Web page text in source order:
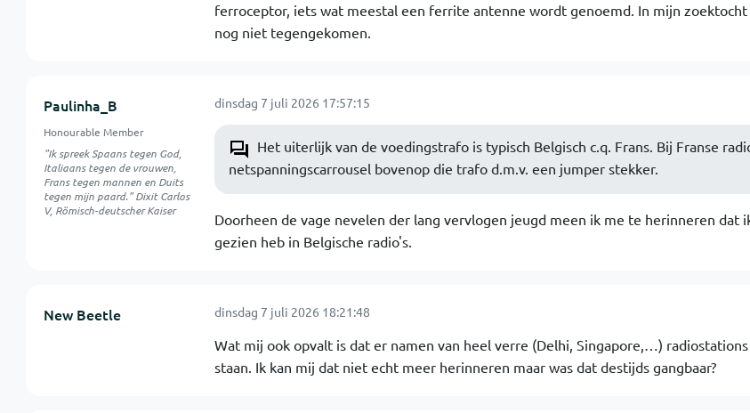
ferroceptor, iets wat meestal een ferrite antenne wordt genoemd. In mijn zoektocht
nog niet tegengekomen.
Paulinha_B
Honourable Member
"Ik spreek Spaans tegen God,
Italiaans tegen de vrouwen,
Frans tegen mannen en Duits
tegen mijn paard." Dixit Carlos
V, Römisch-deutscher Kaiser
dinsdag 7 juli 2026 17:57:15
Het uiterlijk van de voedingstrafo is typisch Belgisch c.q. Frans. Bij Franse
netspanningscarrousel bovenop die trafo d.m.v. een jumper stekker.
Doorheen de vage nevelen der lang vervlogen jeugd meen ik me te herinneren dat
gezien heb in Belgische radio's.
New Beetle dinsdag 7 juli 2026 18:21:48
Wat mij ook opvalt is dat er namen van heel verre (Delhi, Singapore,…) radiostations
staan. Ik kan mij dat niet echt meer herinneren maar was dat destijds gangbaar?